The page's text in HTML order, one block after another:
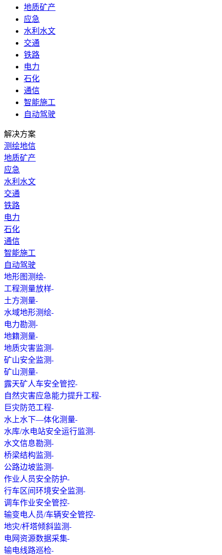
地质矿产
应急
水利水文
交通
铁路
电力
石化
通信
智能施工
自动驾驶
解决方案
测绘地信
地质矿产
应急
水利水文
交通
铁路
电力
石化
通信
智能施工
自动驾驶
地形图测绘
工程测量放样
土方测量
水域地形测绘
电力勘测
地籍测量
地质灾害监测
矿山安全监测
矿山测量
露天矿人车安全管控
自然灾害应急能力提升工程
巨灾防范工程
水上水下—体化测量
水库/水电站安全运行监测
水文信息勘测
桥梁结构监测
公路边坡监测
作业人员安全防护
行车区间环境安全监测
调车作业安全管控
输变电人员/车辆安全管控
地灾/杆塔倾斜监测
电网资源数据采集
输电线路巡检